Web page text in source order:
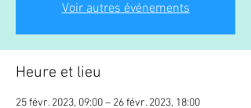
Voir autres événements
Heure et lieu
25 févr. 2023, 09:00 – 26 févr. 2023, 18:00